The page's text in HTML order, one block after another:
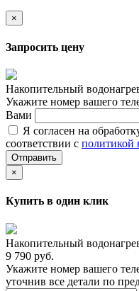
×
Запросить цену
Накопительный
Укажите номер вашего
Вами
Я согласен на
соответствии с политикой
Отправить
×
Купить в один клик
Накопительный
9 790 руб.
Укажите номер вашего
уточнив все детали по